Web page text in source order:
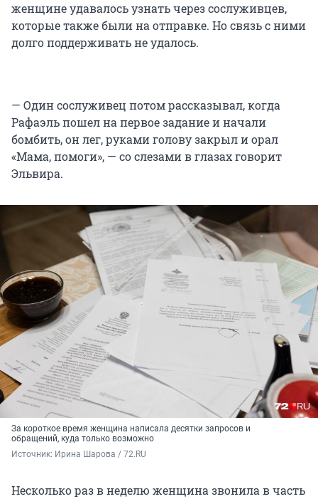
женщине удавалось узнать через сослуживцев,
которые также были на отправке. Но связь с ними
долго поддерживать не удалось.
— Один сослуживец потом рассказывал, когда
Рафаэль пошел на первое задание и начали
бомбить, он лег, руками голову закрыл и орал
«Мама, помоги», — со слезами в глазах говорит
Эльвира.
За короткое время женщина написала десятки запросов и
обращений, куда только возможно
Источник: Ирина Шарова / 72.RU
Несколько раз в неделю женщина звонила в часть